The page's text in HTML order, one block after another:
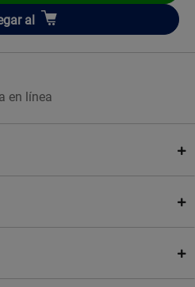
al
en línea